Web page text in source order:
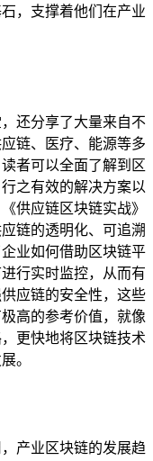
，支撑着他们在产业
还分享了大量来自不
链、医疗、能源等多
者可以全面了解到区
之有效的解决方案以
供应链区块链实战》
链的透明化、可追溯
业如何借助区块链平
行实时监控，从而有
应链的安全性，这些
高的参考价值，就像
更快地将区块链技术
。
产业区块链的发展趋